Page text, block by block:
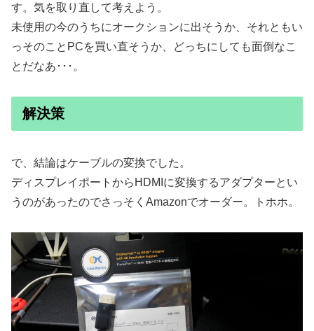
す。気を取り直して考えよう。
未使用の今のうちにオークションに出そうか、それともい
っそのことPCを買い直そうか、どっちにしても面倒なこ
とだなあ･･･。
解決策
で、結論はケーブルの変換でした。
ディスプレイポートからHDMIに変換するアダプターとい
うのがあったのでさっそくAmazonでオーダー。トホホ。